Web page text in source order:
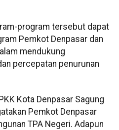
program tersebut dapat
Pemkot Denpasar dan
mendukung
percepatan penurunan
Kota Denpasar Sagung
Pemkot Denpasar
TPA Negeri. Adapun